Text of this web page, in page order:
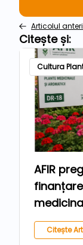
Articolul
Citește și:
Cultura
AFIR
de euro
Citește